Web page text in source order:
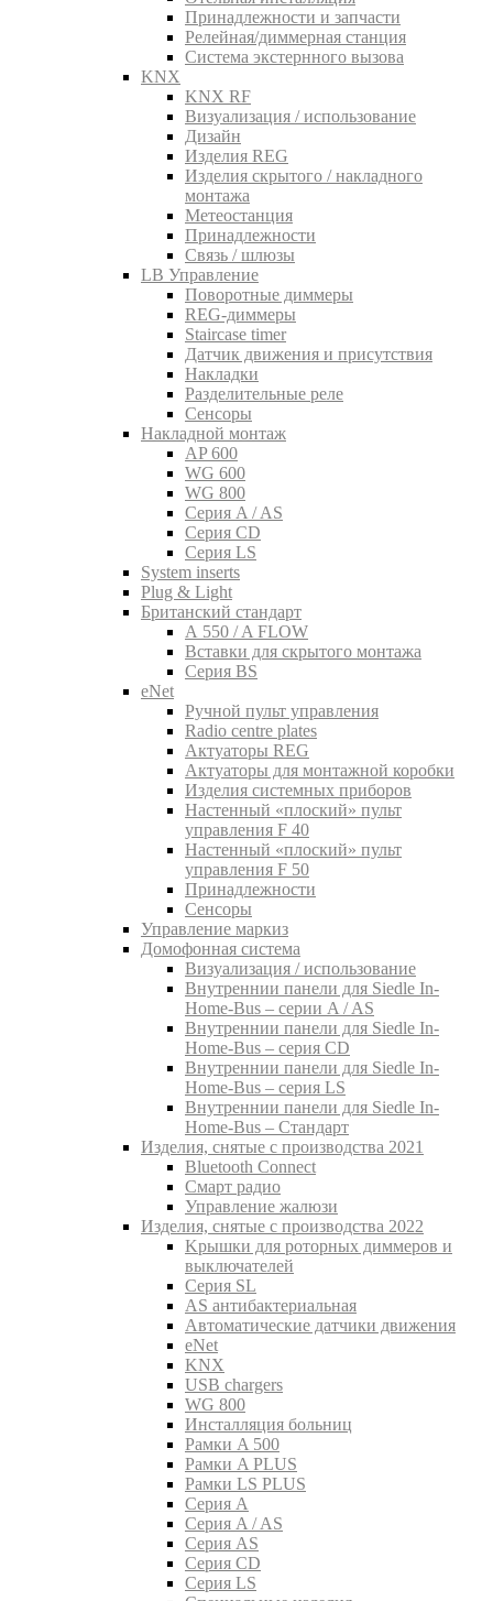
Принадлежности и запчасти
Релейная/диммерная станция
Система экстернного вызова
KNX
KNX RF
Визуализация / использование
Дизайн
Изделия REG
Изделия скрытого / накладного
монтажа
Метеостанция
Принадлежности
Связь / шлюзы
LB Управление
Поворотные диммеры
REG-диммеры
Staircase timer
Датчик движения и присутствия
Накладки
Разделительные реле
Сенсоры
Накладной монтаж
AP 600
WG 600
WG 800
Серия A / AS
Серия CD
Серия LS
System inserts
Plug & Light
Британский стандарт
A 550 / A FLOW
Вставки для скрытого монтажа
Серия BS
eNet
Pучной пульт управления
Radio centre plates
Актуаторы REG
Актуаторы для монтажной коробки
Изделия системных приборов
Настенный «плоский» пульт
управления F 40
Настенный «плоский» пульт
управления F 50
Принадлежности
Сенсоры
Управление маркиз
Домофонная система
Визуализация / использование
Внутреннии панели для Siedle In-
Home-Bus – серии A / AS
Внутреннии панели для Siedle In-
Home-Bus – серия CD
Внутреннии панели для Siedle In-
Home-Bus – серия LS
Внутреннии панели для Siedle In-
Home-Bus – Стандарт
Изделия, снятые с производства 2021
Bluetooth Connect
Смарт радио
Управление жалюзи
Изделия, снятые с производства 2022
Kрышки для роторных диммеров и
выключателей
Серия SL
AS антибактериальная
Aвтоматические датчики движения
eNet
KNX
USB chargers
WG 800
Инсталляция больниц
Рамки A 500
Рамки A PLUS
Рамки LS PLUS
Серия A
Серия A / AS
Серия AS
Серия CD
Серия LS